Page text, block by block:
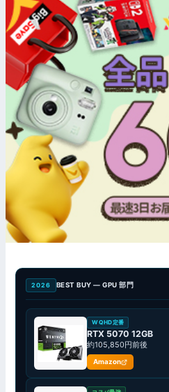
2026 BEST BUY — GPU 部門
WQHD定番
RTX 5070 12GB
約105,850円前後
Amazon